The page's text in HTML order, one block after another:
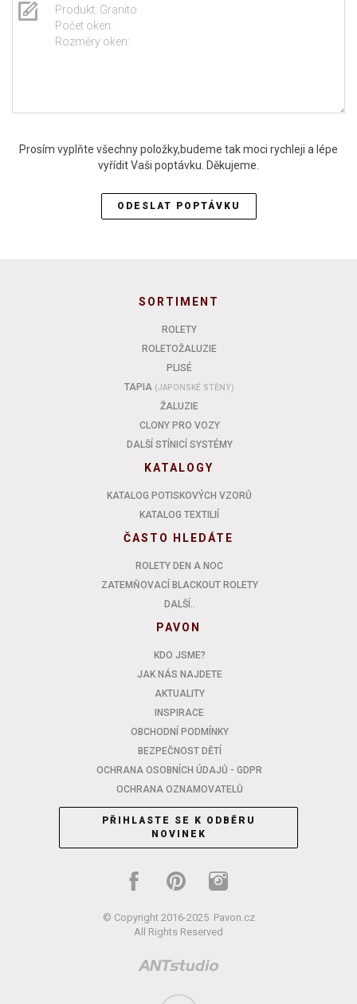
Prosím vyplňte všechny položky,budeme tak moci rychleji a lépe
vyřídit Vaši poptávku. Děkujeme.
SORTIMENT
ROLETY
ROLETOŽALUZIE
PLISÉ
TAPIA (JAPONSKÉ STĚNY)
ŽALUZIE
CLONY PRO VOZY
DALŠÍ STÍNICÍ SYSTÉMY
KATALOGY
KATALOG POTISKOVÝCH VZORŮ
KATALOG TEXTILIÍ
ČASTO HLEDÁTE
ROLETY DEN A NOC
ZATEMŇOVACÍ BLACKOUT ROLETY
DALŠÍ..
PAVON
KDO JSME?
JAK NÁS NAJDETE
AKTUALITY
INSPIRACE
OBCHODNÍ PODMÍNKY
BEZPEČNOST DĚTÍ
OCHRANA OSOBNÍCH ÚDAJŮ - GDPR
OCHRANA OZNAMOVATELŮ
PŘIHLASTE SE K ODBĚRU
NOVINEK
© Copyright 2016-2025 Pavon.cz
All Rights Reserved